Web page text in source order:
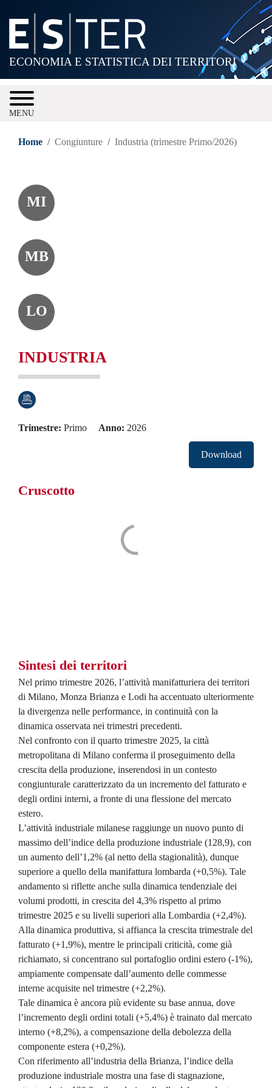
al
contenuto
principale
ECONOMIA E STATISTICA DEI TERRITORI
MENU
Home Congiunture Industria (trimestre Primo/2026)
MI
MB
LO
INDUSTRIA
Trimestre Primo Anno 2026
Download
Cruscotto
Sintesi dei territori
Nel primo trimestre 2026, l’attività manifatturiera dei territori
di Milano, Monza Brianza e Lodi ha accentuato ulteriormente
la divergenza nelle performance, in continuità con la
dinamica osservata nei trimestri precedenti.
Nel confronto con il quarto trimestre 2025, la città
metropolitana di Milano conferma il proseguimento della
crescita della produzione, inserendosi in un contesto
congiunturale caratterizzato da un incremento del fatturato e
degli ordini interni, a fronte di una flessione del mercato
estero.
L’attività industriale milanese raggiunge un nuovo punto di
massimo dell’indice della produzione industriale (128,9), con
un aumento dell’1,2% (al netto della stagionalità), dunque
superiore a quello della manifattura lombarda (+0,5%). Tale
andamento si riflette anche sulla dinamica tendenziale dei
volumi prodotti, in crescita del 4,3% rispetto al primo
trimestre 2025 e su livelli superiori alla Lombardia (+2,4%).
Alla dinamica produttiva, si affianca la crescita trimestrale del
fatturato (+1,9%), mentre le principali criticità, come già
richiamato, si concentrano sul portafoglio ordini estero (-1%),
ampiamente compensate dall’aumento delle commesse
interne acquisite nel trimestre (+2,2%).
Tale dinamica è ancora più evidente su base annua, dove
l’incremento degli ordini totali (+5,4%) è trainato dal mercato
interno (+8,2%), a compensazione della debolezza della
componente estera (+0,2%).
Con riferimento all’industria della Brianza, l’indice della
produzione industriale mostra una fase di stagnazione,